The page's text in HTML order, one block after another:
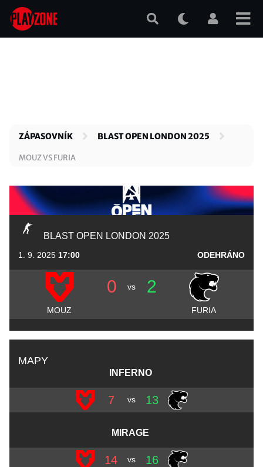
Přejít
hlavnímu
ZÁPASOVNÍK BLAST OPEN LONDON 2025
MOUZ VS FURIA
BLAST OPEN LONDON 2025
1. 9. 2025 17:00 ODEHRÁNO
0 vs 2
MOUZ FURIA
MAPY
INFERNO
7 vs 13
MIRAGE
14 vs 16